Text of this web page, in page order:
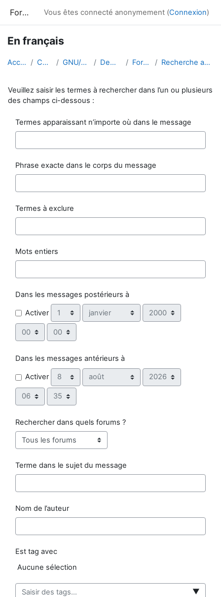
Formation Vous êtes connecté anonymement (Connexion)
En français
Accueil Cours GNU/Linux Demo-fr Forums Recherche avancée
Veuillez saisir les termes à rechercher dans l’un ou plusieurs
des champs ci-dessous :
Termes apparaissant n’importe où dans le message
Phrase exacte dans le corps du message
Termes à exclure
Mots entiers
Dans les messages postérieurs à
Activer Jour Mois Année
Heure Minute
Dans les messages antérieurs à
Activer Jour Mois Année
Heure Minute
Rechercher dans quels forums ?
Terme dans le sujet du message
Nom de l’auteur
Est tag avec
Éléments sélectionnés
Aucune sélection
▼